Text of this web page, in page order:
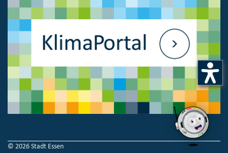
© 2026 Stadt Essen